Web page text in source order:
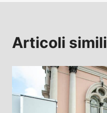
Articoli simili